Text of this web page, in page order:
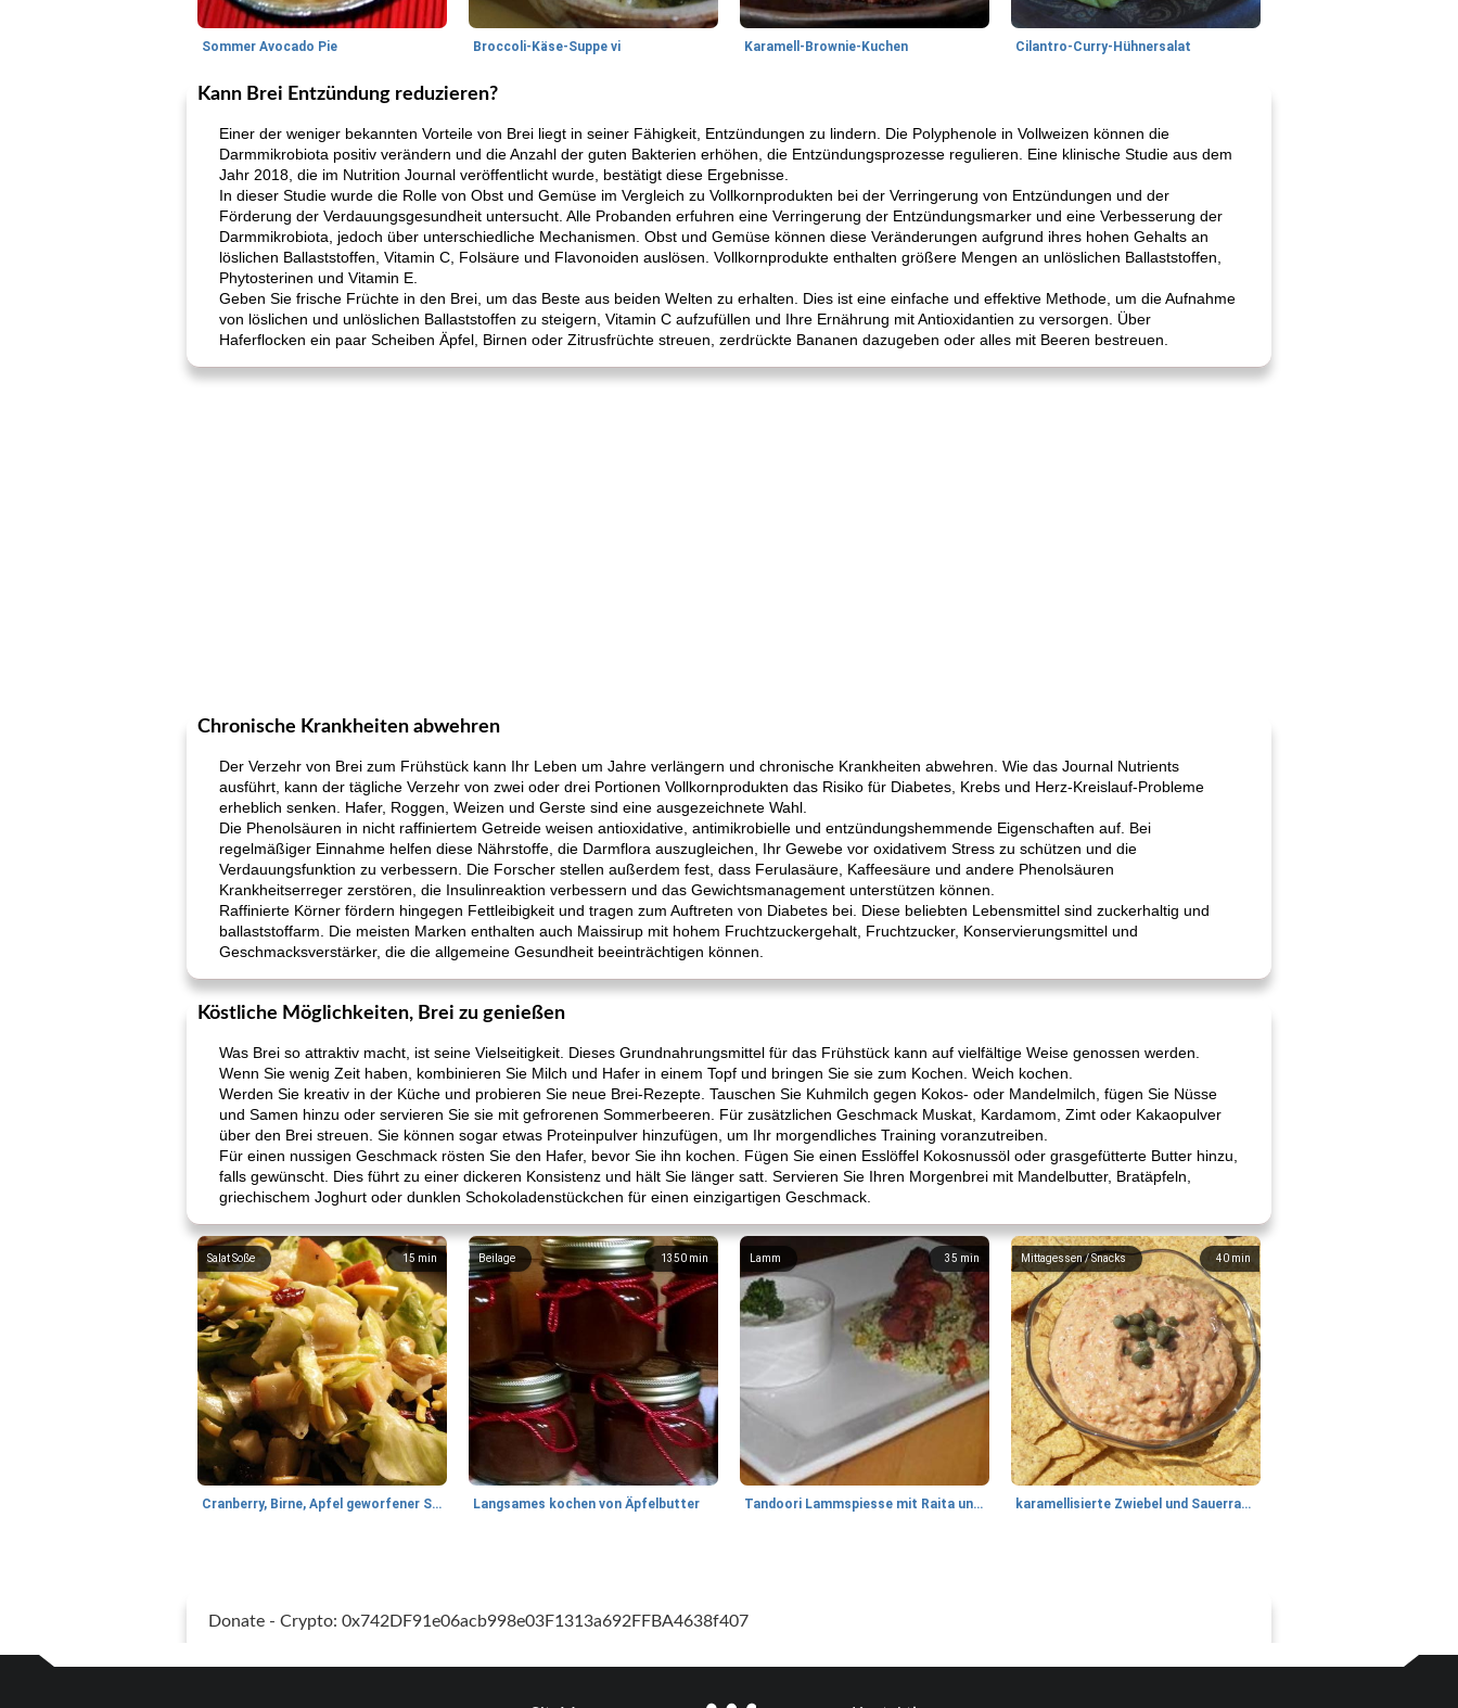
Sommer Avocado Pie Broccoli-Käse-Suppe vi Karamell-Brownie-Kuchen Cilantro-Curry-Hühnersalat
Kann Brei Entzündung reduzieren?
Einer der weniger bekannten Vorteile von Brei liegt in seiner Fähigkeit, Entzündungen zu lindern. Die Polyphenole in Vollweizen können die
Darmmikrobiota positiv verändern und die Anzahl der guten Bakterien erhöhen, die Entzündungsprozesse regulieren. Eine klinische Studie aus dem
Jahr 2018, die im Nutrition Journal veröffentlicht wurde, bestätigt diese Ergebnisse.
In dieser Studie wurde die Rolle von Obst und Gemüse im Vergleich zu Vollkornprodukten bei der Verringerung von Entzündungen und der
Förderung der Verdauungsgesundheit untersucht. Alle Probanden erfuhren eine Verringerung der Entzündungsmarker und eine Verbesserung der
Darmmikrobiota, jedoch über unterschiedliche Mechanismen. Obst und Gemüse können diese Veränderungen aufgrund ihres hohen Gehalts an
löslichen Ballaststoffen, Vitamin C, Folsäure und Flavonoiden auslösen. Vollkornprodukte enthalten größere Mengen an unlöslichen Ballaststoffen,
Phytosterinen und Vitamin E.
Geben Sie frische Früchte in den Brei, um das Beste aus beiden Welten zu erhalten. Dies ist eine einfache und effektive Methode, um die Aufnahme
von löslichen und unlöslichen Ballaststoffen zu steigern, Vitamin C aufzufüllen und Ihre Ernährung mit Antioxidantien zu versorgen. Über
Haferflocken ein paar Scheiben Äpfel, Birnen oder Zitrusfrüchte streuen, zerdrückte Bananen dazugeben oder alles mit Beeren bestreuen.
Chronische Krankheiten abwehren
Der Verzehr von Brei zum Frühstück kann Ihr Leben um Jahre verlängern und chronische Krankheiten abwehren. Wie das Journal Nutrients
ausführt, kann der tägliche Verzehr von zwei oder drei Portionen Vollkornprodukten das Risiko für Diabetes, Krebs und Herz-Kreislauf-Probleme
erheblich senken. Hafer, Roggen, Weizen und Gerste sind eine ausgezeichnete Wahl.
Die Phenolsäuren in nicht raffiniertem Getreide weisen antioxidative, antimikrobielle und entzündungshemmende Eigenschaften auf. Bei
regelmäßiger Einnahme helfen diese Nährstoffe, die Darmflora auszugleichen, Ihr Gewebe vor oxidativem Stress zu schützen und die
Verdauungsfunktion zu verbessern. Die Forscher stellen außerdem fest, dass Ferulasäure, Kaffeesäure und andere Phenolsäuren
Krankheitserreger zerstören, die Insulinreaktion verbessern und das Gewichtsmanagement unterstützen können.
Raffinierte Körner fördern hingegen Fettleibigkeit und tragen zum Auftreten von Diabetes bei. Diese beliebten Lebensmittel sind zuckerhaltig und
ballaststoffarm. Die meisten Marken enthalten auch Maissirup mit hohem Fruchtzuckergehalt, Fruchtzucker, Konservierungsmittel und
Geschmacksverstärker, die die allgemeine Gesundheit beeinträchtigen können.
Köstliche Möglichkeiten, Brei zu genießen
Was Brei so attraktiv macht, ist seine Vielseitigkeit. Dieses Grundnahrungsmittel für das Frühstück kann auf vielfältige Weise genossen werden.
Wenn Sie wenig Zeit haben, kombinieren Sie Milch und Hafer in einem Topf und bringen Sie sie zum Kochen. Weich kochen.
Werden Sie kreativ in der Küche und probieren Sie neue Brei-Rezepte. Tauschen Sie Kuhmilch gegen Kokos- oder Mandelmilch, fügen Sie Nüsse
und Samen hinzu oder servieren Sie sie mit gefrorenen Sommerbeeren. Für zusätzlichen Geschmack Muskat, Kardamom, Zimt oder Kakaopulver
über den Brei streuen. Sie können sogar etwas Proteinpulver hinzufügen, um Ihr morgendliches Training voranzutreiben.
Für einen nussigen Geschmack rösten Sie den Hafer, bevor Sie ihn kochen. Fügen Sie einen Esslöffel Kokosnussöl oder grasgefütterte Butter hinzu,
falls gewünscht. Dies führt zu einer dickeren Konsistenz und hält Sie länger satt. Servieren Sie Ihren Morgenbrei mit Mandelbutter, Bratäpfeln,
griechischem Joghurt oder dunklen Schokoladenstückchen für einen einzigartigen Geschmack.
15 min
Salat Soße
Cranberry, Birne, Apfel geworfener Salat
1350 min
Beilage
Langsames kochen von Äpfelbutter
35 min
Lamm
Tandoori Lammspiesse mit Raita und Couscous
40 min
Mittagessen / Snacks
karamellisierte Zwiebel und Sauerrahmaufstrich
Donate - Crypto: 0x742DF91e06acb998e03F1313a692FFBA4638f407